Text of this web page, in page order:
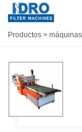
Productos >